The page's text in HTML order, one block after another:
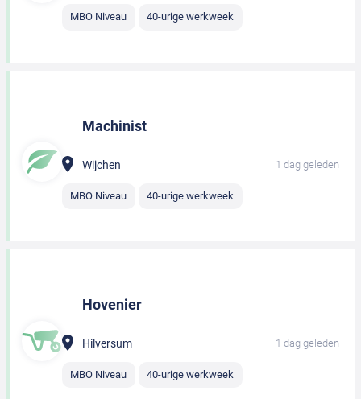
MBO Niveau 40-urige werkweek
Machinist
Wijchen 1 dag geleden
MBO Niveau 40-urige werkweek
Hovenier
Hilversum 1 dag geleden
MBO Niveau 40-urige werkweek